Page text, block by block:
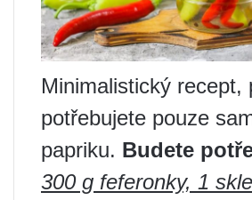
Minimalistický recept,
potřebujete pouze
papriku. Budete
300 g feferonky, 1